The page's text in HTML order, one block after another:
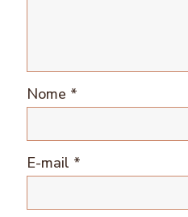
Nome *
E-mail *